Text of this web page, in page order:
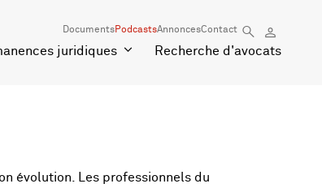
DocumentsPodcastsAnnoncesContact
juridiques Recherche d'avocats
évolution. Les professionnels du